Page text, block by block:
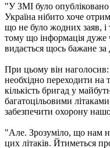
"У ЗМІ було
Україна нібито хоче
що не було жодних заяв, і
тому що інформація дуже
видається щось бажане за
При цьому він
необхідно переходити на
кількість бригад у
багатоцільовими
забезпечити охорону
"Але. Зрозуміло, що нам
цих літаків. Йтиметься